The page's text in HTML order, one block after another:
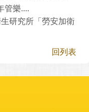
管樂....
研究所「勞安加衛
回列表